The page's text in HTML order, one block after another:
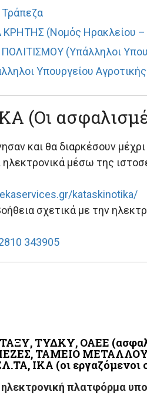
ΚΡΗΤΗΣ (Νομός Ηρακλείου –
(Υπάλληλοι
Υπουργείου
(Oι
και θα διαρκέσουν
ηλεκτρονικά μέσω της
kataskinotika/
σχετικά με την
343905
ΤΥΔΚΥ, ΟΑΕΕ
ΤΑΜΕΙΟ
ΙΚΑ (οι εργαζόμενοι
ηλεκτρονική πλατφόρμα